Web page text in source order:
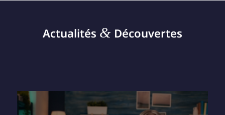
Actualités &Découvertes